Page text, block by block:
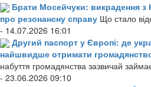
Брати Мосейчуки: викрадення
про резонансну справу Що стало
- 14.07.2026 16:01
Другий паспорт у Європі: де
найшвидше отримати
набуття громадянства зазвичай
- 23.06.2026 09:10